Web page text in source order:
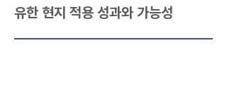
유한 현지 적용 성과와 가능성